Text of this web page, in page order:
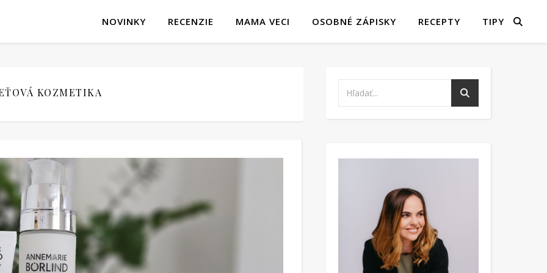
NOVINKY RECENZIE MAMA VECI OSOBNÉ ZÁPISKY RECEPTY TIPY
KOZMETIKA